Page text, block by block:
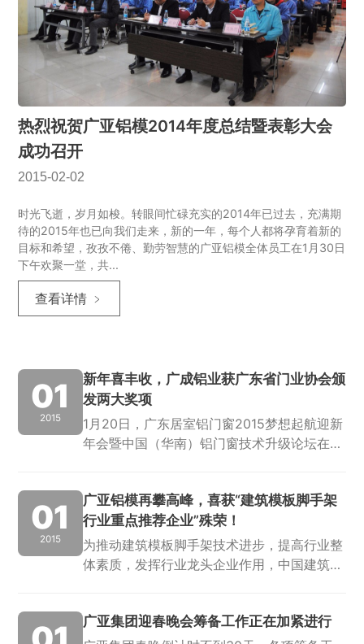
热烈祝贺广亚铝模2014年度总结暨表彰大会
成功召开
2015-02-02
时光飞逝，岁月如梭。转眼间忙碌充实的2014年已过去，充满期
待的2015年也已向我们走来，新的一年，每个人都将孕育着新的
目标和希望，孜孜不倦、勤劳智慧的广亚铝模全体员工在1月30日
下午欢聚一堂，共...
查看详情 ﹥
01
2015
新年喜丰收，广成铝业获广东省门业协会颁
发两大奖项
1月20日，广东居室铝门窗2015梦想起航迎新
年会暨中国（华南）铝门窗技术升级论坛在佛
主办，旨在探讨广东居室铝门窗的转型...
01
2015
广亚铝模再攀高峰，喜获“建筑模板脚手架
行业重点推荐企业”殊荣！
为推动建筑模板脚手架技术进步，提高行业整
体素质，发挥行业龙头企业作用，中国建筑金
国工程建设模板脚手架行业年会”，广...
广亚集团迎春晚会筹备工作正在加紧进行